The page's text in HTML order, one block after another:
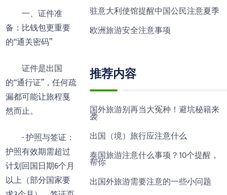
一、证件准
备：比钱包更重要
的“通关密码”
证件是出国
的“通行证”，任何疏
漏都可能让旅程戛
然而止。
- 护照与签证：
护照有效期需超过
计划回国日期6个月
以上（部分国家要
驻意大利使馆提醒中国公民注意夏季
欧洲旅游安全注意事项
推荐内容
国外旅游别再当大冤种！避坑秘籍来
袭
出国（境）旅行应注意什么
泰国旅游注意什么事项？10个提醒，
帮你
出国外旅游需要注意的一些小问题